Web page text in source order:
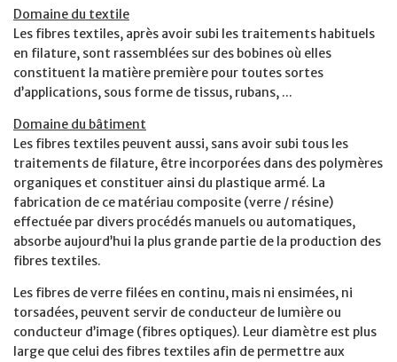
Domaine du textile
Les fibres textiles, après avoir subi les traitements habituels
en filature, sont rassemblées sur des bobines où elles
constituent la matière première pour toutes sortes
d’applications, sous forme de tissus, rubans, ...
Domaine du bâtiment
Les fibres textiles peuvent aussi, sans avoir subi tous les
traitements de filature, être incorporées dans des polymères
organiques et constituer ainsi du plastique armé. La
fabrication de ce matériau composite (verre / résine)
effectuée par divers procédés manuels ou automatiques,
absorbe aujourd’hui la plus grande partie de la production des
fibres textiles.
Les fibres de verre filées en continu, mais ni ensimées, ni
torsadées, peuvent servir de conducteur de lumière ou
conducteur d’image (fibres optiques). Leur diamètre est plus
large que celui des fibres textiles afin de permettre aux